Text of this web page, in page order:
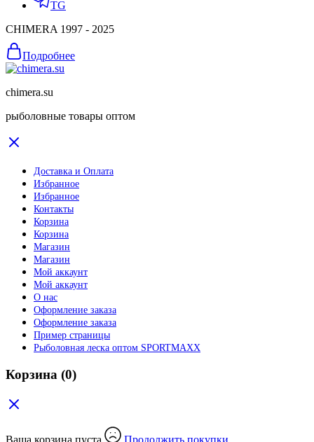
TG
CHIMERA 1997 - 2025
Подробнее
chimera.su
рыболовные товары оптом
Доставка и Оплата
Избранное
Избранное
Контакты
Корзина
Корзина
Магазин
Магазин
Мой аккаунт
Мой аккаунт
О нас
Оформление заказа
Оформление заказа
Пример страницы
Рыболовная леска оптом SPORTMAXX
Корзина (0)
Ваша корзина пуста Продолжить покупки